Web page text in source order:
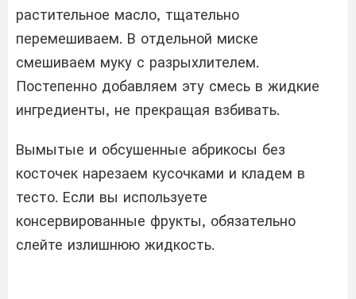
растительное масло, тщательно
перемешиваем. В отдельной миске
смешиваем муку с разрыхлителем.
Постепенно добавляем эту смесь в жидкие
ингредиенты, не прекращая взбивать.
Вымытые и обсушенные абрикосы без
косточек нарезаем кусочками и кладем в
тесто. Если вы используете
консервированные фрукты, обязательно
слейте излишнюю жидкость.